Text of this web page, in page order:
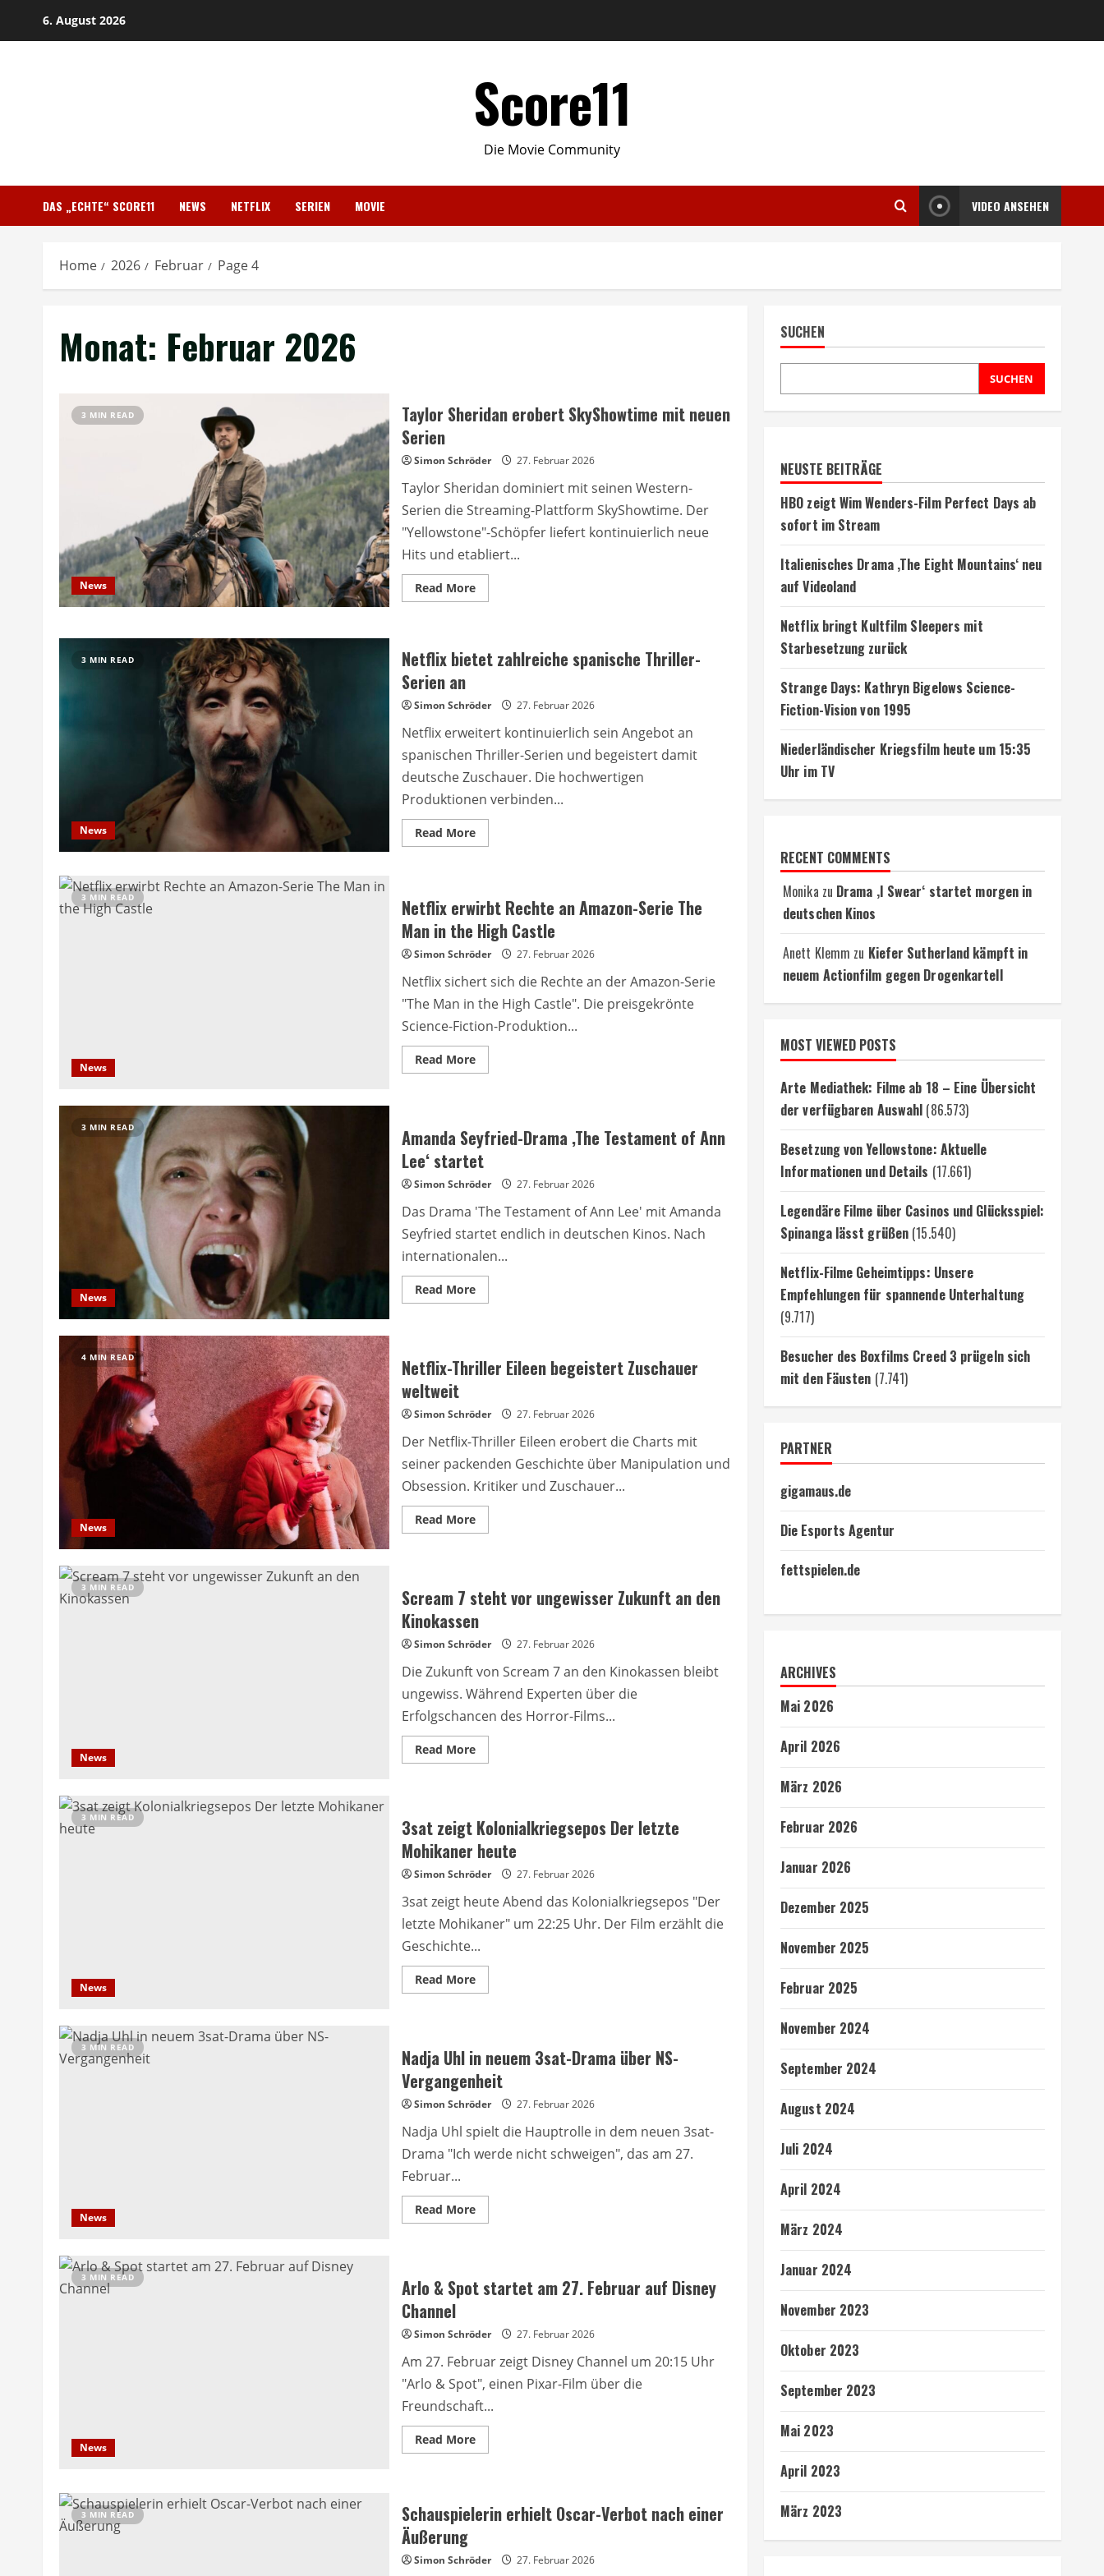
6. August 2026
Score11
Die Movie Community
DAS „ECHTE“ SCORE11 NEWS NETFLIX SERIEN MOVIE VIDEO ANSEHEN
Home 2026 Februar Page 4
Monat: Februar 2026
3 MIN READ
News
Taylor Sheridan erobert SkyShowtime mit neuen
Serien
Simon Schröder 27. Februar 2026
Taylor Sheridan dominiert mit seinen Western-
Serien die Streaming-Plattform SkyShowtime. Der
"Yellowstone"-Schöpfer liefert kontinuierlich neue
Hits und etabliert...
Read MoreRead
more
SkyShowtime
mit
3 MIN READ
News
Netflix bietet zahlreiche spanische Thriller-
Serien an
Simon Schröder 27. Februar 2026
Netflix erweitert kontinuierlich sein Angebot an
spanischen Thriller-Serien und begeistert damit
deutsche Zuschauer. Die hochwertigen
Produktionen verbinden...
Read MoreRead
more
spanische
Thriller-
Serien
an
3 MIN READ
News
Netflix erwirbt Rechte an Amazon-Serie The
Man in the High Castle
Simon Schröder 27. Februar 2026
Netflix sichert sich die Rechte an der Amazon-Serie
"The Man in the High Castle". Die preisgekrönte
Science-Fiction-Produktion...
Read MoreRead
more
Amazon-
Serie
The
Man
in
High
Castle
3 MIN READ
News
Amanda Seyfried-Drama ‚The Testament of Ann
Lee‘ startet
Simon Schröder 27. Februar 2026
Das Drama 'The Testament of Ann Lee' mit Amanda
Seyfried startet endlich in deutschen Kinos. Nach
internationalen...
Read MoreRead
more
Testament
of
startet
4 MIN READ
News
Netflix-Thriller Eileen begeistert Zuschauer
weltweit
Simon Schröder 27. Februar 2026
Der Netflix-Thriller Eileen erobert die Charts mit
seiner packenden Geschichte über Manipulation und
Obsession. Kritiker und Zuschauer...
Read MoreRead
more
Zuschauer
weltweit
3 MIN READ
News
Scream 7 steht vor ungewisser Zukunft an den
Kinokassen
Simon Schröder 27. Februar 2026
Die Zukunft von Scream 7 an den Kinokassen bleibt
ungewiss. Während Experten über die
Erfolgschancen des Horror-Films...
Read MoreRead
more
ungewisser
Zukunft
an
den
Kinokassen
3 MIN READ
News
3sat zeigt Kolonialkriegsepos Der letzte
Mohikaner heute
Simon Schröder 27. Februar 2026
3sat zeigt heute Abend das Kolonialkriegsepos "Der
letzte Mohikaner" um 22:25 Uhr. Der Film erzählt die
Geschichte...
Read MoreRead
more
letzte
Mohikaner
heute
3 MIN READ
News
Nadja Uhl in neuem 3sat-Drama über NS-
Vergangenheit
Simon Schröder 27. Februar 2026
Nadja Uhl spielt die Hauptrolle in dem neuen 3sat-
Drama "Ich werde nicht schweigen", das am 27.
Februar...
Read MoreRead
more
3sat-
Drama
Vergangenheit
3 MIN READ
News
Arlo & Spot startet am 27. Februar auf Disney
Channel
Simon Schröder 27. Februar 2026
Am 27. Februar zeigt Disney Channel um 20:15 Uhr
"Arlo & Spot", einen Pixar-Film über die
Freundschaft...
Read MoreRead
more
startet
am
auf
Disney
3 MIN READ
Schauspielerin erhielt Oscar-Verbot nach einer
Äußerung
Simon Schröder 27. Februar 2026
SUCHEN
SUCHEN
NEUSTE BEITRÄGE
HBO zeigt Wim Wenders-Film Perfect Days ab
sofort im Stream
Italienisches Drama ‚The Eight Mountains‘ neu
auf Videoland
Netflix bringt Kultfilm Sleepers mit
Starbesetzung zurück
Strange Days: Kathryn Bigelows Science-
Fiction-Vision von 1995
Niederländischer Kriegsfilm heute um 15:35
Uhr im TV
RECENT COMMENTS
Monika zu Drama ‚I Swear‘ startet morgen in
deutschen Kinos
Anett Klemm zu Kiefer Sutherland kämpft in
neuem Actionfilm gegen Drogenkartell
MOST VIEWED POSTS
Arte Mediathek: Filme ab 18 – Eine Übersicht
der verfügbaren Auswahl (86.573)
Besetzung von Yellowstone: Aktuelle
Informationen und Details (17.661)
Legendäre Filme über Casinos und Glücksspiel:
Spinanga lässt grüßen (15.540)
Netflix-Filme Geheimtipps: Unsere
Empfehlungen für spannende Unterhaltung
(9.717)
Besucher des Boxfilms Creed 3 prügeln sich
mit den Fäusten (7.741)
PARTNER
gigamaus.de
Die Esports Agentur
fettspielen.de
ARCHIVES
Mai 2026
April 2026
März 2026
Februar 2026
Januar 2026
Dezember 2025
November 2025
Februar 2025
November 2024
September 2024
August 2024
Juli 2024
April 2024
März 2024
Januar 2024
November 2023
Oktober 2023
September 2023
Mai 2023
April 2023
März 2023